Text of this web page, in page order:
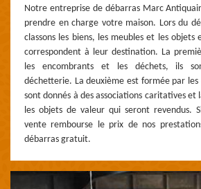
Notre entreprise de débarras Marc
prendre en charge votre maison. Lors du
classons les biens, les meubles et les
correspondent à leur destination. La
les encombrants et les déchets, ils
déchetterie. La deuxième est formée par
sont donnés à des associations caritatives et
les objets de valeur qui seront revendus.
vente rembourse le prix de nos
débarras gratuit.